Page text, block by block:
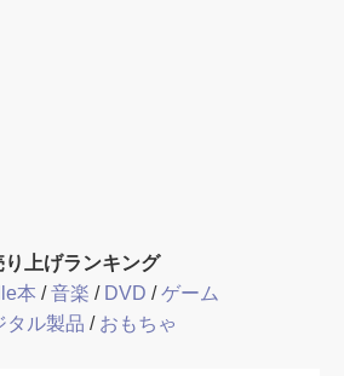
り上げランキング
本 /音楽 / DVD /ゲーム
タル製品 / おもちゃ